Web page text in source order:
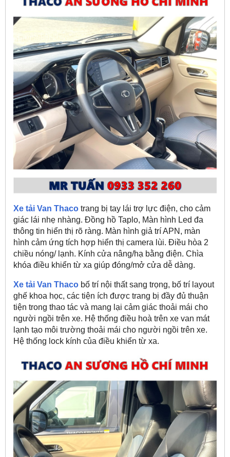
Xe tải Van Thaco trang bị tay lái trợ lực điện, cho cảm
giác lái nhẹ nhàng. Đồng hồ Taplo, Màn hình Led đa
thông tin hiển thị rõ ràng. Màn hình giả trí APN, màn
hình cảm ứng tích hợp hiển thị camera lùi. Điều hòa 2
chiều nóng/ lạnh. Kính cửa nâng/hạ bằng điện. Chìa
khóa điều khiển từ xa giúp đóng/mở cửa dễ dàng.
Xe tải Van Thaco bố trí nội thất sang trọng, bố trí layout
ghế khoa học, các tiện ích được trang bị đầy đủ thuận
tiện trong thao tác và mang lại cảm giác thoải mái cho
người ngồi trên xe. Hệ thống điều hoà trên xe van mát
lạnh tạo môi trường thoải mái cho người ngồi trên xe.
Hệ thống lock kính của điều khiển từ xa.